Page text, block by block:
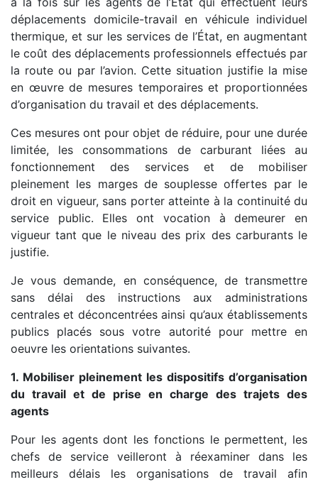
déplacements domicile-travail en véhicule individuel
thermique, et sur les services de l’État, en augmentant
le coût des déplacements professionnels effectués par
la route ou par l’avion. Cette situation justifie la mise
en œuvre de mesures temporaires et proportionnées
d’organisation du travail et des déplacements.
Ces mesures ont pour objet de réduire, pour une durée
limitée, les consommations de carburant liées au
fonctionnement des services et de mobiliser
pleinement les marges de souplesse offertes par le
droit en vigueur, sans porter atteinte à la continuité du
service public. Elles ont vocation à demeurer en
vigueur tant que le niveau des prix des carburants le
justifie.
Je vous demande, en conséquence, de transmettre
sans délai des instructions aux administrations
centrales et déconcentrées ainsi qu’aux établissements
publics placés sous votre autorité pour mettre en
oeuvre les orientations suivantes.
1. Mobiliser pleinement les dispositifs d’organisation
du travail et de prise en charge des trajets des
agents
Pour les agents dont les fonctions le permettent, les
chefs de service veilleront à réexaminer dans les
meilleurs délais les organisations de travail afin